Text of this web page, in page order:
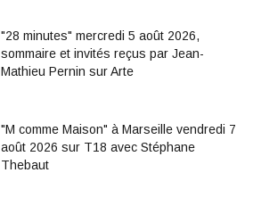
"28 minutes" mercredi 5 août 2026,
sommaire et invités reçus par Jean-
Mathieu Pernin sur Arte
"M comme Maison" à Marseille vendredi 7
août 2026 sur T18 avec Stéphane
Thebaut